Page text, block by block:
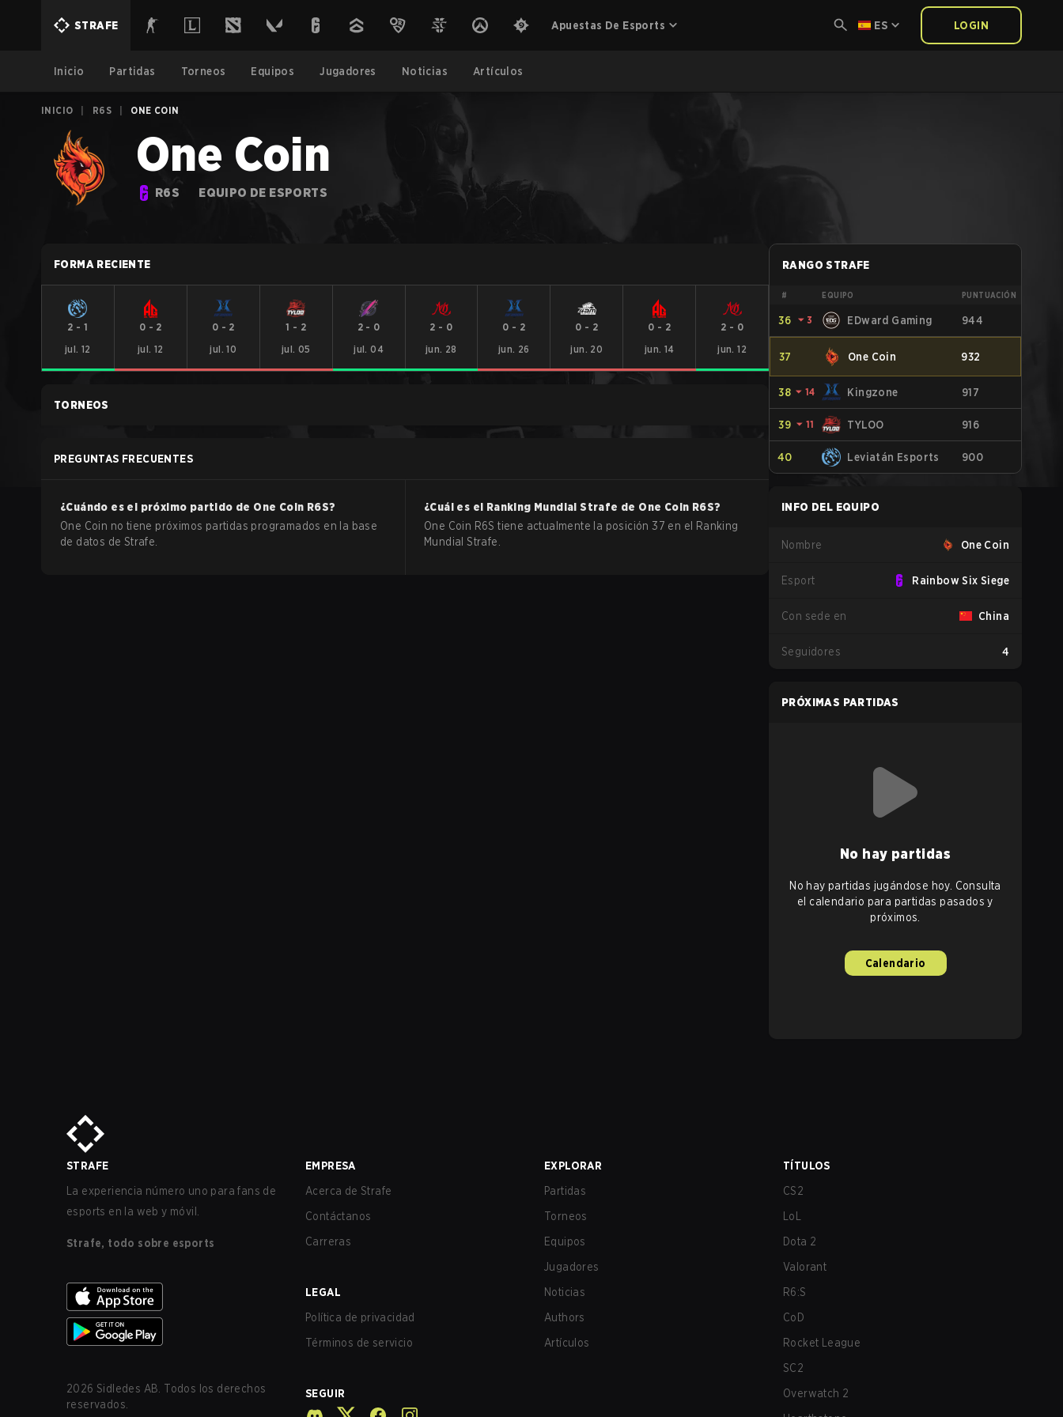
STRAFE Apuestas De Esports ES LOGIN
Inicio Partidas Torneos Equipos Jugadores Noticias Artículos
INICIO R6S ONE COIN
One Coin
R6S EQUIPO DE ESPORTS
FORMA RECIENTE
2 -1
jul. 12
0 - 2
jul. 12
0 - 2
jul. 10
1 - 2
jul. 05
2- 0
jul. 04
2 - 0
jun. 28
0 - 2
jun. 26
0 - 2
jun. 20
0 - 2
jun. 14
2 - 0
jun. 12
TORNEOS
PREGUNTAS FRECUENTES
¿Cuándo es el próximo partido de One Coin R6S?
One Coin no tiene próximos partidas programados en la base
de datos de Strafe.
¿Cuál es el Ranking Mundial Strafe de One Coin R6S?
One Coin R6S tiene actualmente la posición 37 en el Ranking
Mundial Strafe.
RANGO STRAFE
# EQUIPO PUNTUACIÓN
36 ⏷ 3 EDward Gaming 944
37 One Coin 932
38 ⏷ 14 Kingzone 917
39 ⏷ 11 TYLOO 916
40 Leviatán Esports 900
INFO DEL EQUIPO
Nombre One Coin
Esport Rainbow Six Siege
Con sede en China
Seguidores 4
PRÓXIMAS PARTIDAS
No hay partidas
No hay partidas jugándose hoy. Consulta
el calendario para partidas pasados y
próximos.
Calendario
STRAFE
La experiencia número uno para fans de
esports en la web y móvil.
Strafe, todo sobre esports
2026 Sidledes AB. Todos los derechos
reservados.
EMPRESA
Acerca de Strafe
Contáctanos
Carreras
LEGAL
Política de privacidad
Términos de servicio
SEGUIR
EXPLORAR
Partidas
Torneos
Equipos
Jugadores
Noticias
Authors
Artículos
TÍTULOS
CS2
LoL
Dota 2
Valorant
R6:S
CoD
Rocket League
SC2
Overwatch 2